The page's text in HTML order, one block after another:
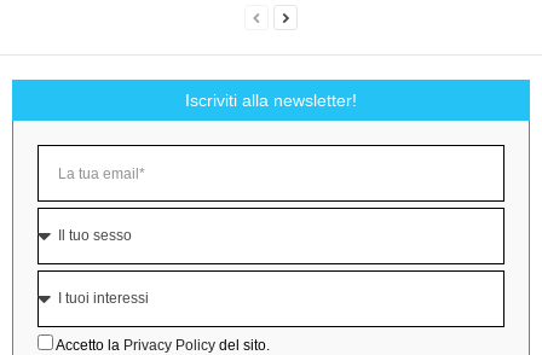
Iscriviti alla newsletter!
Accetto la Privacy Policy del sito.